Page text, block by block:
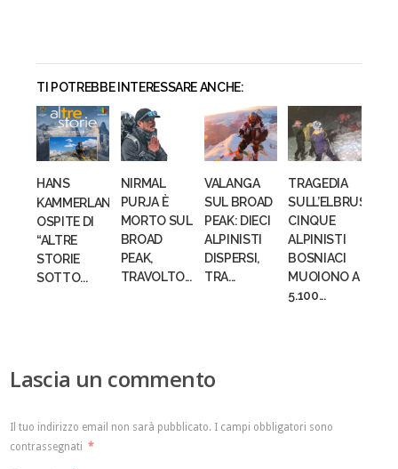
TI POTREBBE INTERESSARE ANCHE:
HANS
KAMMERLANDER
OSPITE DI
“ALTRE
STORIE
SOTTO...
NIRMAL
PURJA È
MORTO SUL
BROAD
PEAK,
TRAVOLTO...
VALANGA
SUL BROAD
PEAK: DIECI
ALPINISTI
DISPERSI,
TRA...
TRAGEDIA
SULL’ELBRUS:
CINQUE
ALPINISTI
BOSNIACI
MUOIONO A
5.100...
Lascia un commento
Il tuo indirizzo email non sarà pubblicato. I campi obbligatori sono
contrassegnati *